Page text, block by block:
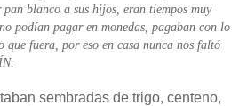
blanco a sus hijos, eran tiempos muy
podían pagar en monedas, pagaban con lo
que fuera, por eso en casa nunca nos faltó
sembradas de trigo, centeno,